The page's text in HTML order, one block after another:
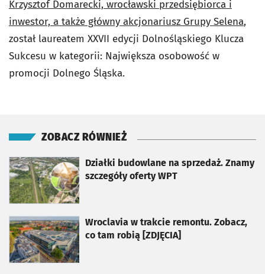
Krzysztof Domarecki, wrocławski przedsiębiorca i
inwestor, a także główny akcjonariusz Grupy Selena,
został laureatem XXVII edycji Dolnośląskiego Klucza
Sukcesu w kategorii: Największa osobowość w
promocji Dolnego Śląska.
ZOBACZ RÓWNIEŻ
Działki budowlane na sprzedaż. Znamy
szczegóły oferty WPT
otworzy się w nowej karcie
Wroclavia w trakcie remontu. Zobacz,
co tam robią [ZDJĘCIA]
otworzy się w nowej karcie